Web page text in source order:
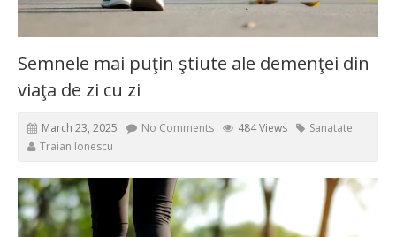
Semnele mai puţin ştiute ale demenţei din
viaţa de zi cu zi
March 23, 2025 No Comments 484 Views
Sanatate
Traian Ionescu